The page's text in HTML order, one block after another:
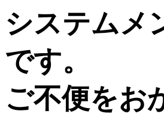
システムメ
です。
ご不便をお